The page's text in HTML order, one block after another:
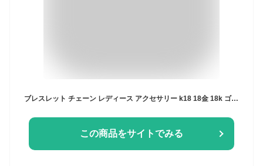
ブレスレット チェーン レディース アクセサリー k18 18金 18k ゴールド シルバー ホワイトゴールド コーティング 金属アレルギー対応 重ね付け つけっぱなし OK 16cm 17cm SV925 送料無料 保証付き Velenette
この商品をサイトでみる